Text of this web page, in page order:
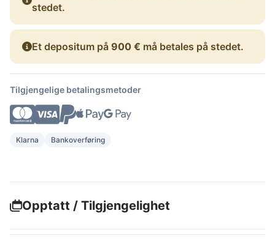
stedet.
Et depositum på 900 € må betales på stedet.
Tilgjengelige betalingsmetoder
Klarna Bankoverføring
Opptatt / Tilgjengelighet